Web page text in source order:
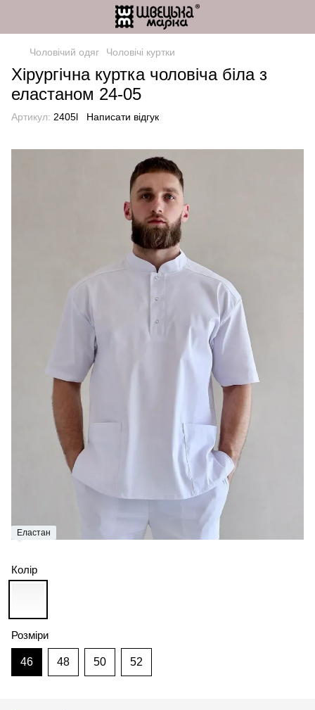
Чоловічий одяг Чоловічі куртки
Хірургічна куртка чоловіча біла з
еластаном 24-05
Артикул: 2405l Написати відгук
Еластан
Колір
Розміри
46 48 50 52